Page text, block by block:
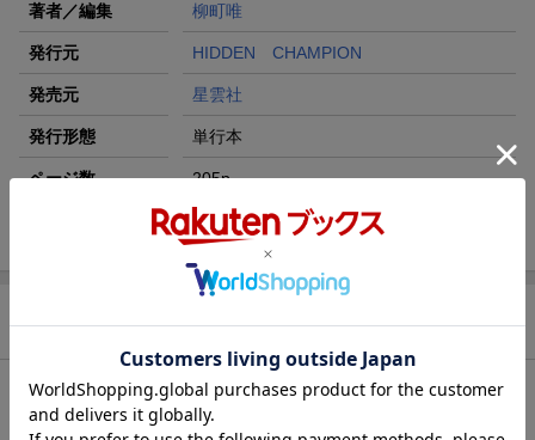
著者／編集 柳町唯
発行元 HIDDEN CHAMPION
発売元 星雲社
発行形態 単行本
ページ数 205p
9784434264726
商品説明
内容紹介（「BOOK」データベースより）